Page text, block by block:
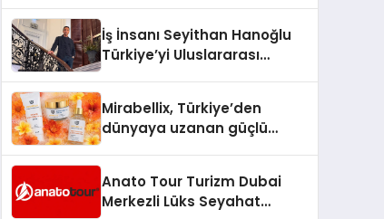
İş İnsanı Seyithan Hanoğlu
Türkiye’yi Uluslararası
Mirabellix, Türkiye’den
dünyaya uzanan güçlü
Anato Tour Turizm Dubai
Merkezli Lüks Seyahat